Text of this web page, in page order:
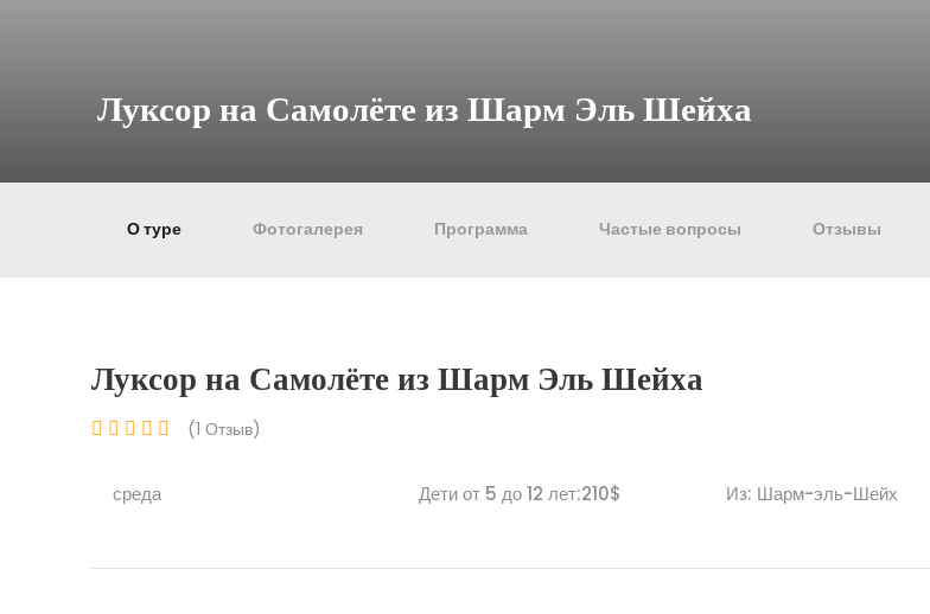
Луксор на Самолёте из Шарм Эль Шейха
О туре Фотогалерея Программа Частые вопросы Отзывы
Луксор на Самолёте из Шарм Эль Шейха
(1 Отзыв)
среда Дети от 5 до 12 лет:210$ Из: Шарм-эль-Шейх